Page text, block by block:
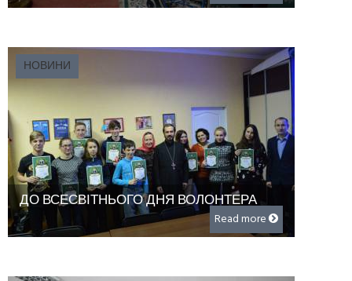
НОВИНИ
ДО ВСЕСВІТНЬОГО ДНЯ ВОЛОНТЕРА
Read more